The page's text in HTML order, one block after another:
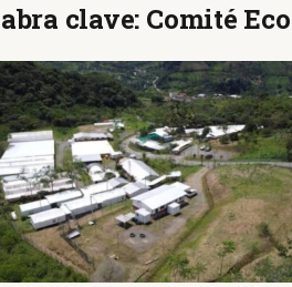
clave: Comité